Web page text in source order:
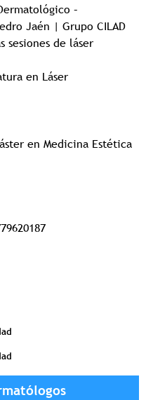
–
Jaén | Grupo CILAD
sesiones de láser
en Láser
en Medicina Estética